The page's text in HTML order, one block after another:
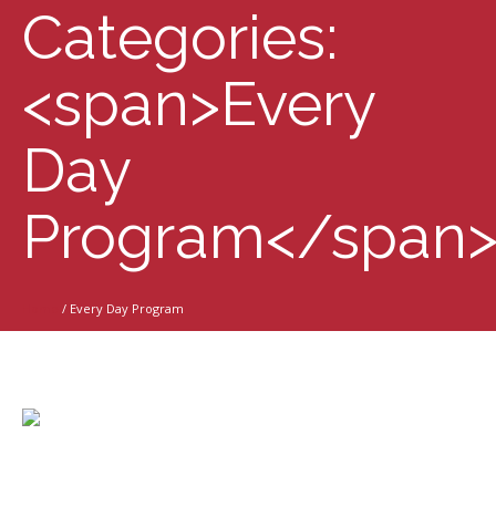
Categories:
<span>Every
Day
Program</
/ Every Day Program